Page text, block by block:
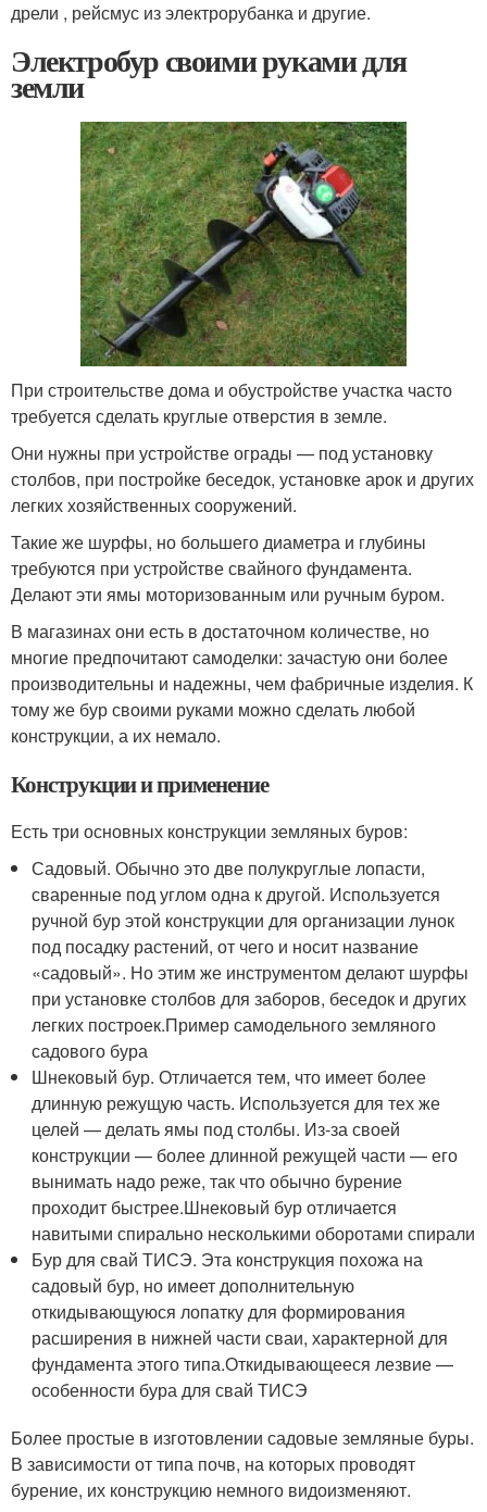
дрели , рейсмус из электрорубанка и другие.
Электробур своими руками для
земли
При строительстве дома и обустройстве участка часто
требуется сделать круглые отверстия в земле.
Они нужны при устройстве ограды — под установку
столбов, при постройке беседок, установке арок и других
легких хозяйственных сооружений.
Такие же шурфы, но большего диаметра и глубины
требуются при устройстве свайного фундамента.
Делают эти ямы моторизованным или ручным буром.
В магазинах они есть в достаточном количестве, но
многие предпочитают самоделки: зачастую они более
производительны и надежны, чем фабричные изделия. К
тому же бур своими руками можно сделать любой
конструкции, а их немало.
Конструкции и применение
Есть три основных конструкции земляных буров:
Садовый. Обычно это две полукруглые лопасти,
сваренные под углом одна к другой. Используется
ручной бур этой конструкции для организации лунок
под посадку растений, от чего и носит название
«садовый». Но этим же инструментом делают шурфы
при установке столбов для заборов, беседок и других
легких построек.Пример самодельного земляного
садового бура
Шнековый бур. Отличается тем, что имеет более
длинную режущую часть. Используется для тех же
целей — делать ямы под столбы. Из-за своей
конструкции — более длинной режущей части — его
вынимать надо реже, так что обычно бурение
проходит быстрее.Шнековый бур отличается
навитыми спирально несколькими оборотами спирали
Бур для свай ТИСЭ. Эта конструкция похожа на
садовый бур, но имеет дополнительную
откидывающуюся лопатку для формирования
расширения в нижней части сваи, характерной для
фундамента этого типа.Откидывающееся лезвие —
особенности бура для свай ТИСЭ
Более простые в изготовлении садовые земляные буры.
В зависимости от типа почв, на которых проводят
бурение, их конструкцию немного видоизменяют.